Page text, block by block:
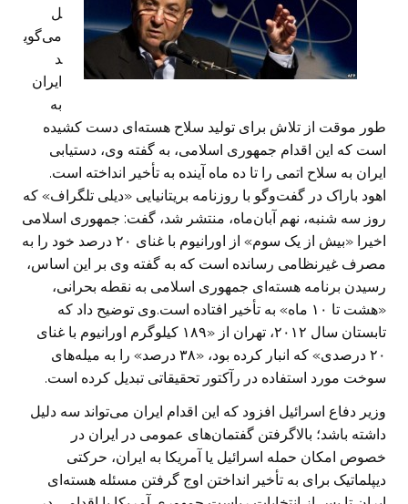
ل
می‌گوی
د
ایران
به
طور موقت از تلاش برای تولید سلاح هسته‌ای دست کشیده
است که این اقدام جمهوری اسلامی، به گفته وی، دستیابی
ایران به سلاح اتمی را تا ده ماه آینده به تأخیر انداخته است.
اهود باراک در گفت‌و‌گو با روزنامه بریتانیایی «دیلی تلگراف» که
روز سه شنبه، نهم آبان‌ماه، منتشر شد، گفت: جمهوری اسلامی
اخیرا «بیش از یک سوم» از اورانیوم با غنای ۲۰ درصد خود را به
مصرف غیرنظامی رسانده است که به گفته وی بر این اساس،
رسیدن برنامه هسته‌ای جمهوری اسلامی به نقطه بحرانی،
«هشت تا ۱۰ ماه» به تأخیر افتاده است.وی توضیح داد که
تابستان سال ۲۰۱۲، تهران از «۱۸۹ کیلوگرم اورانیوم با غنای
۲۰ درصدی» که انبار کرده بود، «۳۸ درصد» را به میله‌های
سوخت مورد استفاده در رآکتور تحقیقاتی تبدیل کرده است.
وزیر دفاع اسرائیل افزود که این اقدام ایران می‌تواند سه دلیل
داشته باشد؛ بالاگرفتن گفتمان‌های عمومی در ایران در
خصوص امکان حمله اسرائیل یا آمریکا به ایران، حرکتی
دیپلماتیک برای به تأخیر انداختن اوج گرفتن مسئله هسته‌ای